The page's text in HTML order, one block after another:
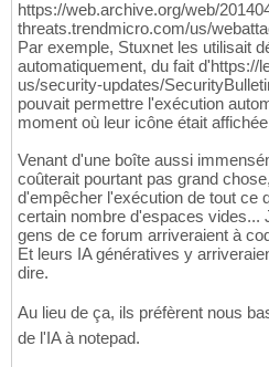
https://web.archive.org/web/
threats.trendmicro.com/us/
Par exemple, Stuxnet les utilisait
automatiquement, du fait d'https://
us/security-updates/
pouvait permettre l'exécution
moment où leur icône était
Venant d'une boîte aussi
coûterait pourtant pas grand
d'empêcher l'exécution de tout ce
certain nombre d'espaces vides...
gens de ce forum arriveraient à
Et leurs IA génératives y
dire.
Au lieu de ça, ils préfèrent nous
de l'IA à notepad.